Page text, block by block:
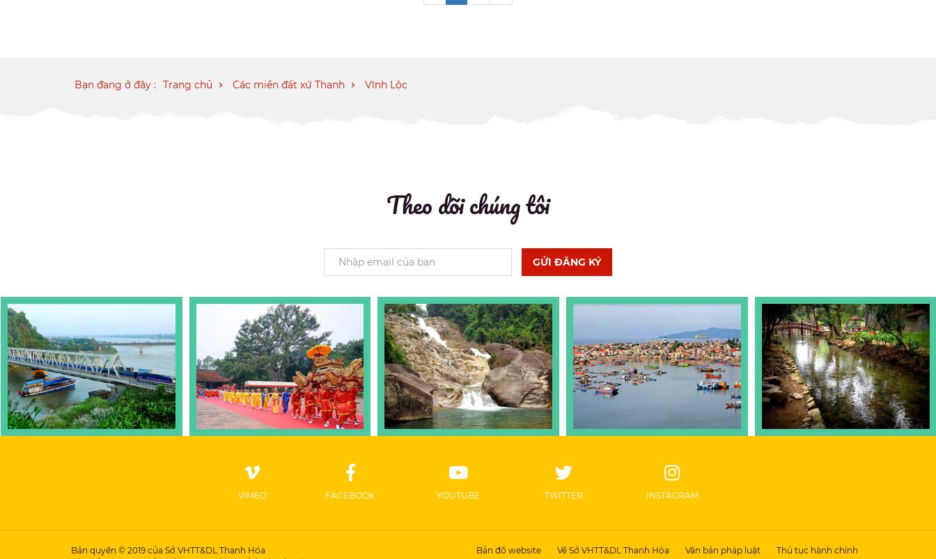
Bạn đang ở đây : Trang chủ Các miền đất xứ Thanh Vĩnh Lộc
Theo dõi chúng tôi
GỬI ĐĂNG KÝ
VIMEO FACEBOOK YOUTUBE TWITTER INSTAGRAM
Bản quyền © 2019 của Sở VHTT&DL Thanh Hóa
Bản đồ website Về Sở VHTT&DL Thanh Hóa Văn bản pháp luật Thủ tục hành chính